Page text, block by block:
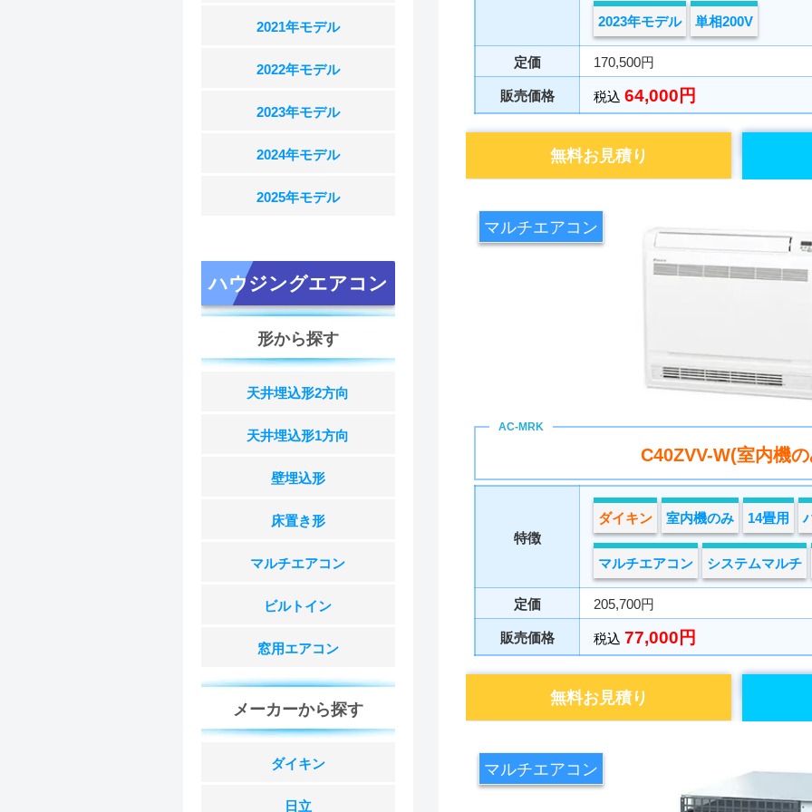
2023年モデル 単相200V
定価 170,500円
販売価格 税込 64,000円
無料お見積り
マルチエアコン
C40ZVV-W(室内機
特徴
ダイキン 室内機のみ 14畳用
マルチエアコン システムマルチ
定価 205,700円
販売価格 税込 77,000円
無料お見積り
マルチエアコン
2021年モデル
2022年モデル
2023年モデル
2024年モデル
2025年モデル
ハウジングエアコン
形から探す
天井埋込形2方向
天井埋込形1方向
壁埋込形
床置き形
マルチエアコン
ビルトイン
窓用エアコン
メーカーから探す
ダイキン
日立